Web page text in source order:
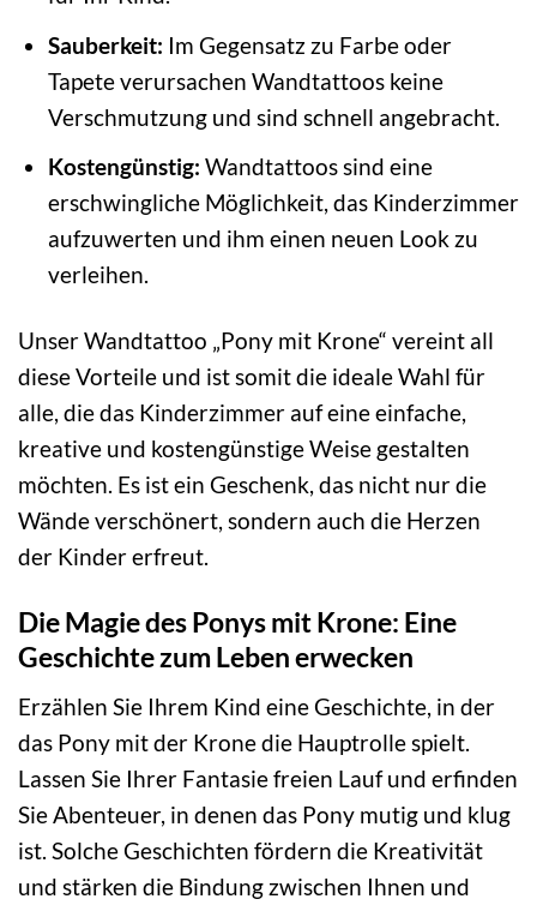
Sauberkeit: Im Gegensatz zu Farbe oder
Tapete verursachen Wandtattoos keine
Verschmutzung und sind schnell angebracht.
Kostengünstig: Wandtattoos sind eine
erschwingliche Möglichkeit, das Kinderzimmer
aufzuwerten und ihm einen neuen Look zu
verleihen.
Unser Wandtattoo „Pony mit Krone“ vereint all
diese Vorteile und ist somit die ideale Wahl für
alle, die das Kinderzimmer auf eine einfache,
kreative und kostengünstige Weise gestalten
möchten. Es ist ein Geschenk, das nicht nur die
Wände verschönert, sondern auch die Herzen
der Kinder erfreut.
Die Magie des Ponys mit Krone: Eine
Geschichte zum Leben erwecken
Erzählen Sie Ihrem Kind eine Geschichte, in der
das Pony mit der Krone die Hauptrolle spielt.
Lassen Sie Ihrer Fantasie freien Lauf und erfinden
Sie Abenteuer, in denen das Pony mutig und klug
ist. Solche Geschichten fördern die Kreativität
und stärken die Bindung zwischen Ihnen und